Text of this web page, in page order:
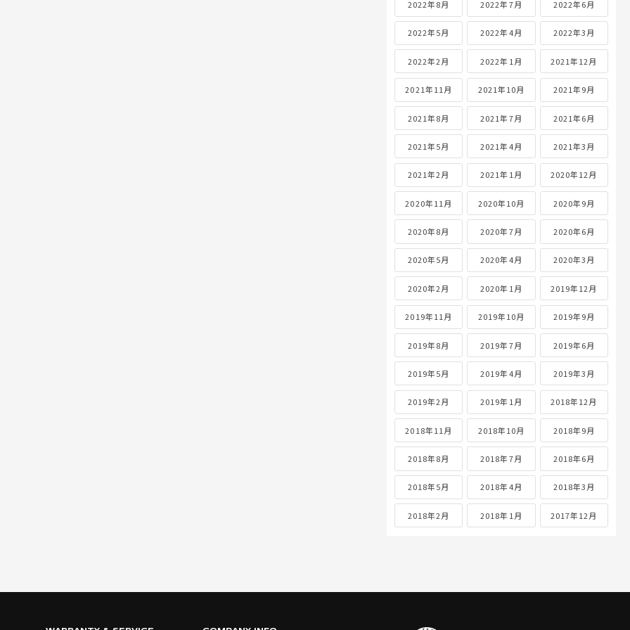
2022年8月 2022年7月 2022年6月
2022年5月 2022年4月 2022年3月
2022年2月 2022年1月 2021年12月
2021年11月 2021年10月 2021年9月
2021年8月 2021年7月 2021年6月
2021年5月 2021年4月 2021年3月
2021年2月 2021年1月 2020年12月
2020年11月 2020年10月 2020年9月
2020年8月 2020年7月 2020年6月
2020年5月 2020年4月 2020年3月
2020年2月 2020年1月 2019年12月
2019年11月 2019年10月 2019年9月
2019年8月 2019年7月 2019年6月
2019年5月 2019年4月 2019年3月
2019年2月 2019年1月 2018年12月
2018年11月 2018年10月 2018年9月
2018年8月 2018年7月 2018年6月
2018年5月 2018年4月 2018年3月
2018年2月 2018年1月 2017年12月